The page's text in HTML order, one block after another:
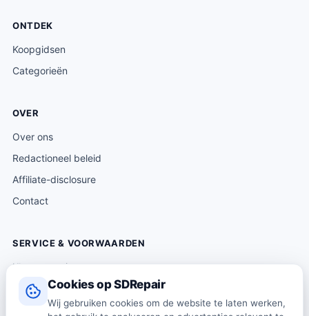
Cookies op SDRepair
Wij gebruiken cookies om de website te laten werken,
ONTDEK
Koopgidsen
Categorieën
OVER
Over ons
Redactioneel beleid
Affiliate-disclosure
Contact
SERVICE & VOORWAARDEN
Klantenservice
Verzending & levering
Retourneren